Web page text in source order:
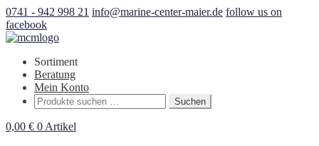
0741 - 942 998 21 info@marine-center-maier.de follow us on
facebook
Sortiment
Beratung
Mein Konto
Suchen
nach:
Suchen
0,00 € 0 Artikel